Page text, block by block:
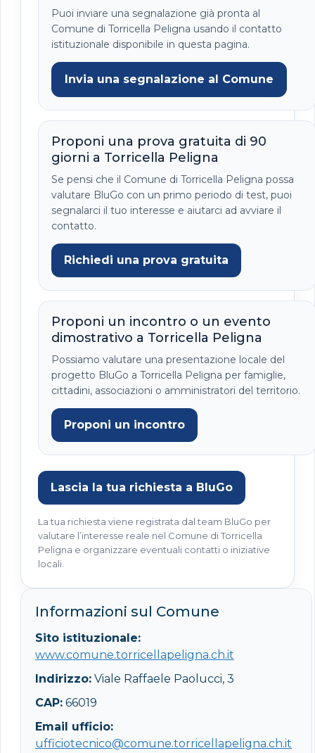
Puoi inviare una segnalazione già pronta al
Comune di Torricella Peligna usando il contatto
istituzionale disponibile in questa pagina.
Invia una segnalazione al Comune
Proponi una prova gratuita di 90
giorni a Torricella Peligna
Se pensi che il Comune di Torricella Peligna possa
valutare BluGo con un primo periodo di test, puoi
segnalarci il tuo interesse e aiutarci ad avviare il
contatto.
Richiedi una prova gratuita
Proponi un incontro o un evento
dimostrativo a Torricella Peligna
Possiamo valutare una presentazione locale del
progetto BluGo a Torricella Peligna per famiglie,
cittadini, associazioni o amministratori del territorio.
Proponi un incontro
Lascia la tua richiesta a BluGo
La tua richiesta viene registrata dal team BluGo per
valutare l’interesse reale nel Comune di Torricella
Peligna e organizzare eventuali contatti o iniziative
locali.
Informazioni sul Comune
Sito istituzionale:
www.comune.torricellapeligna.ch.it
Indirizzo: Viale Raffaele Paolucci, 3
CAP: 66019
Email ufficio:
ufficiotecnico@comune.torricellapeligna.ch.it